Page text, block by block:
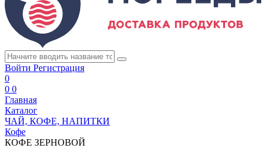
Войти Регистрация
0
0 0
Главная
Каталог
ЧАЙ, КОФЕ, НАПИТКИ
Кофе
КОФЕ ЗЕРНОВОЙ